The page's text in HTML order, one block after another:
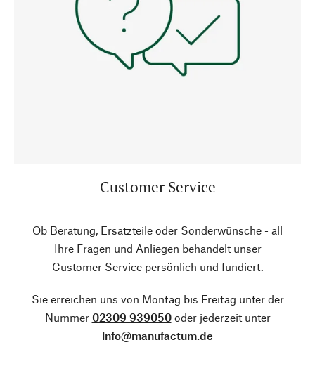
Customer Service
Ob Beratung, Ersatzteile oder Sonderwünsche - all
Ihre Fragen und Anliegen behandelt unser
Customer Service persönlich und fundiert.
Sie erreichen uns von Montag bis Freitag unter der
Nummer 02309 939050oder jederzeit unter
info@manufactum.de